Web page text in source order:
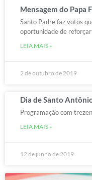
Mensagem do Papa
Santo Padre faz votos
oportunidade de
LEIA MAIS »
2 de outubro de 2019
Dia de Santo
Programação com
LEIA MAIS »
12 de junho de 2019